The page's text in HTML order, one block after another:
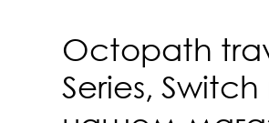
Octopath
Series,